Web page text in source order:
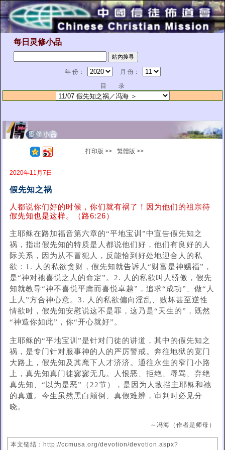
每日灵修小品
年 份：
月 份：
目 录
打印版 >> 繁體版 >>
2020年11月7日
假先知之祸
人都说你们好的时候，你们就有祸了！因为他们的祖宗待
假先知也是这样。（路6:26）
主耶稣在路加福音第六章的“平地宝训”中宣告假先知之
祸，指出假先知的特质是人都说他们好，他们有良好的人
际关系，因为从不冒犯人，反能恰到好处地迎合人的私
欲：1. 人的私欲贪财，假先知就告诉人“财富是神赐福”，
是“神对祂喜悦之人的命定”。2. 人的私欲叫人骄傲，假先
知就教导“神不喜悦平庸而喜悦卓越”，追求“成功”、做“人
上人”方合神心意。3. 人的私欲偏向淫乱、败坏甚至逆性
情欲时，假先知安慰说这不是罪，这乃是“天生的”，既然
“神造你如此”，你“开心就好”。
主耶稣的“平地宝训”是针对门徒的讲道，其中的假先知之
祸，是专门针对服事神的人的严厉警戒。奔往地狱的宽门
大路上，假先知及其麾下人才济济。通往永生的窄门小路
上，真先知真门徒寥寥无几。人恨恶、拒绝、辱骂、弃绝
真先知、“以为是恶”（22节），是因为人敌挡主耶稣和祂
的真道。今生虽然黑白颠倒、真假难辨，审判时必见分
晓。
～冯海（作者是师母）
本文链结：http://ccmusa.org/devotion/devotion.aspx?